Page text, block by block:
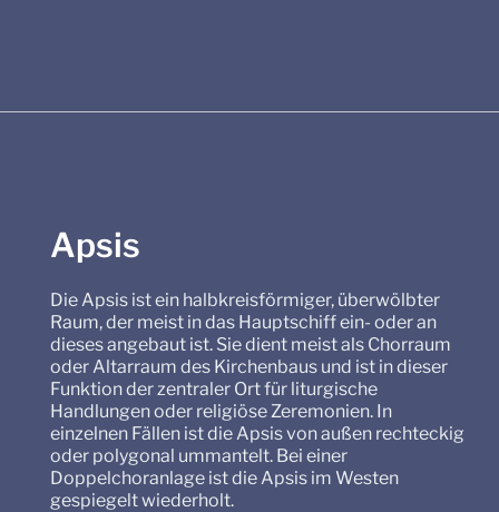
Apsis
Die Apsis ist ein halbkreisförmiger, überwölbter
Raum, der meist in das Hauptschiff ein- oder an
dieses angebaut ist. Sie dient meist als Chorraum
oder Altarraum des Kirchenbaus und ist in dieser
Funktion der zentraler Ort für liturgische
Handlungen oder religiöse Zeremonien. In
einzelnen Fällen ist die Apsis von außen rechteckig
oder polygonal ummantelt. Bei einer
Doppelchoranlage ist die Apsis im Westen
gespiegelt wiederholt.